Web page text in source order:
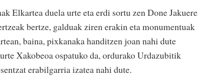
Elkartea duela urte eta erdi sortu zen Done
bertze, galduak ziren erakin eta monumentuak
baina, pixkanaka handitzen joan nahi dute
Xakobeoa ospatuko da, ordurako Urdazubitik
erabilgarria izatea nahi dute.